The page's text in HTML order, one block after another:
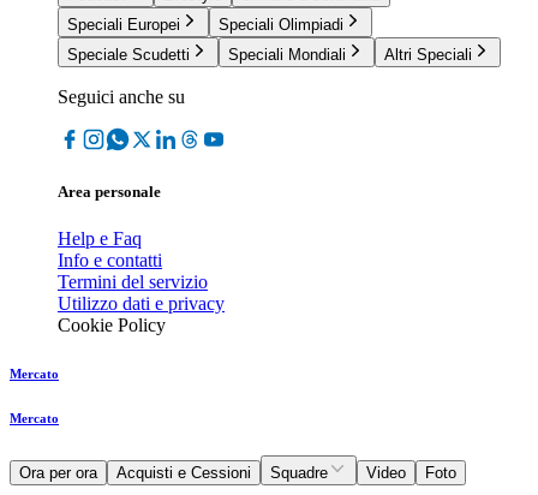
Speciali Europei
Speciali Olimpiadi
Speciale Scudetti
Speciali Mondiali Altri Speciali
Seguici anche su
Area personale
Help e Faq
Info e contatti
Termini del servizio
Utilizzo dati e privacy
Cookie Policy
Mercato
Mercato
Ora per ora Acquisti e Cessioni Squadre Video Foto